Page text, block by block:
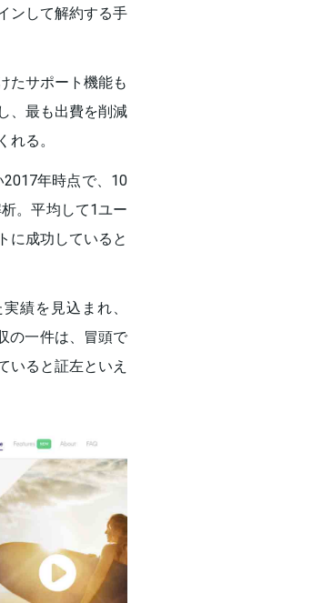
ンして解約する手
たサポート機能も
、最も出費を削減
る。
年時点で、10
。平均して1ユー
に成功していると
績を見込まれ、
の一件は、冒頭で
いると証左といえ